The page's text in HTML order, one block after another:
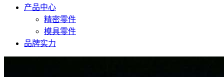
产品中心
精密零件
模具零件
品牌实力